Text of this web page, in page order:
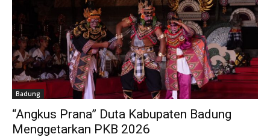
Badung
“Angkus Prana” Duta Kabupaten Badung
Menggetarkan PKB 2026